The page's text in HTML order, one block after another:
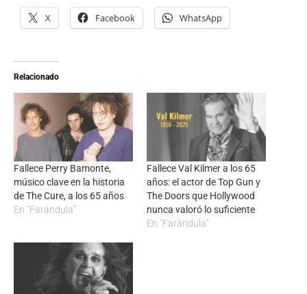
X Facebook WhatsApp
Relacionado
Fallece Perry Bamonte,
músico clave en la historia
de The Cure, a los 65 años
En "Farándula"
Fallece Val Kilmer a los 65
años: el actor de Top Gun y
The Doors que Hollywood
nunca valoró lo suficiente
En "Farándula"